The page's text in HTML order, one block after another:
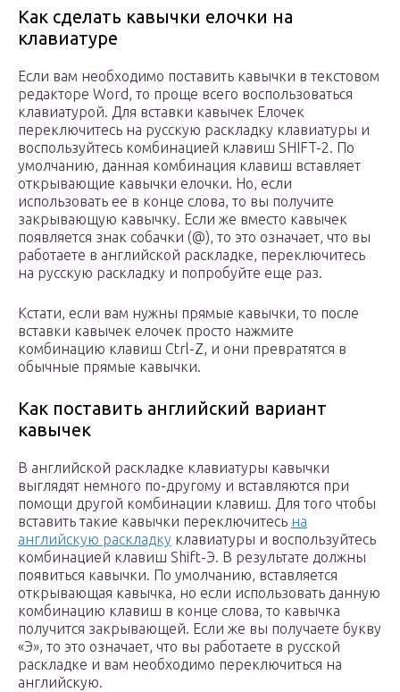
Как сделать кавычки елочки на
клавиатуре
Если вам необходимо поставить кавычки в текстовом
редакторе Word, то проще всего воспользоваться
клавиатурой. Для вставки кавычек Елочек
переключитесь на русскую раскладку клавиатуры и
воспользуйтесь комбинацией клавиш SHIFT-2. По
умолчанию, данная комбинация клавиш вставляет
открывающие кавычки елочки. Но, если
использовать ее в конце слова, то вы получите
закрывающую кавычку. Если же вместо кавычек
появляется знак собачки (@), то это означает, что вы
работаете в английской раскладке, переключитесь
на русскую раскладку и попробуйте еще раз.
Кстати, если вам нужны прямые кавычки, то после
вставки кавычек елочек просто нажмите
комбинацию клавиш Ctrl-Z, и они превратятся в
обычные прямые кавычки.
Как поставить английский вариант
кавычек
В английской раскладке клавиатуры кавычки
выглядят немного по-другому и вставляются при
помощи другой комбинации клавиш. Для того чтобы
вставить такие кавычки переключитесь на
английскую раскладку клавиатуры и воспользуйтесь
комбинацией клавиш Shift-Э. В результате должны
появиться кавычки. По умолчанию, вставляется
открывающая кавычка, но если использовать данную
комбинацию клавиш в конце слова, то кавычка
получится закрывающей. Если же вы получаете букву
«Э», то это означает, что вы работаете в русской
раскладке и вам необходимо переключиться на
английскую.